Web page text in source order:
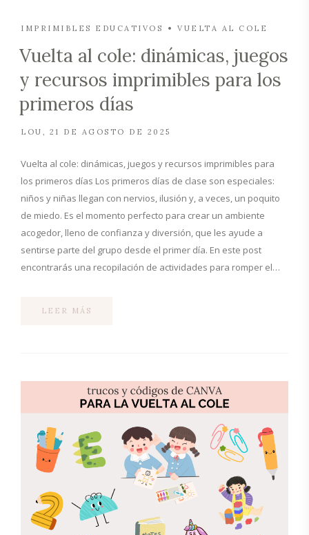
IMPRIMIBLES EDUCATIVOS VUELTA AL COLE
Vuelta al cole: dinámicas, juegos
y recursos imprimibles para los
primeros días
LOU 21 DE AGOSTO DE 2025
Vuelta al cole: dinámicas, juegos y recursos imprimibles para
los primeros días Los primeros días de clase son especiales:
niños y niñas llegan con nervios, ilusión y, a veces, un poquito
de miedo. Es el momento perfecto para crear un ambiente
acogedor, lleno de confianza y diversión, que les ayude a
sentirse parte del grupo desde el primer día. En este post
encontrarás una recopilación de actividades para romper el…
LEER MÁS